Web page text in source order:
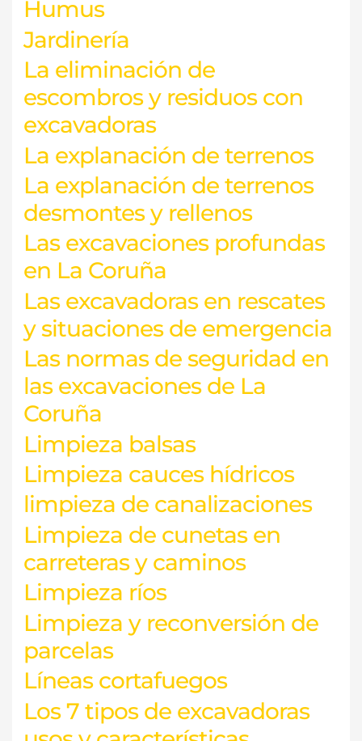
Humus
Jardinería
La eliminación de
escombros y residuos con
excavadoras
La explanación de terrenos
La explanación de terrenos
desmontes y rellenos
Las excavaciones profundas
en La Coruña
Las excavadoras en rescates
y situaciones de emergencia
Las normas de seguridad en
las excavaciones de La
Coruña
Limpieza balsas
Limpieza cauces hídricos
limpieza de canalizaciones
Limpieza de cunetas en
carreteras y caminos
Limpieza ríos
Limpieza y reconversión de
parcelas
Líneas cortafuegos
Los 7 tipos de excavadoras